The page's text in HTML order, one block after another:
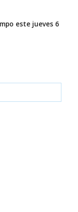
este jueves 6